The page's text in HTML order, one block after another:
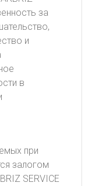
за
и
в
при
залогом
SERVICE